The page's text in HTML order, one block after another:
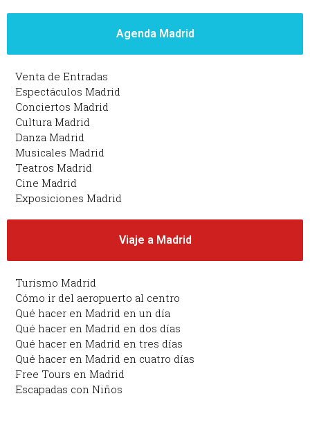
Agenda Madrid
Venta de Entradas
Espectáculos Madrid
Conciertos Madrid
Cultura Madrid
Danza Madrid
Musicales Madrid
Teatros Madrid
Cine Madrid
Exposiciones Madrid
Viaje a Madrid
Turismo Madrid
Cómo ir del aeropuerto al centro
Qué hacer en Madrid en un día
Qué hacer en Madrid en dos días
Qué hacer en Madrid en tres días
Qué hacer en Madrid en cuatro días
Free Tours en Madrid
Escapadas con Niños